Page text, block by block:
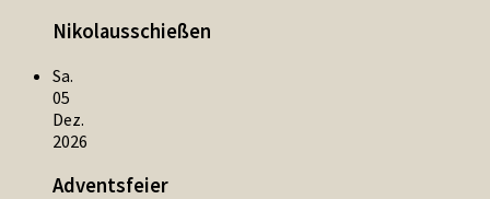
Nikolausschießen
Sa.
05
Dez.
2026
Adventsfeier